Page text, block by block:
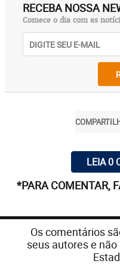
RECEBA NOSSA
Comece o dia com as
LEIA 0
*PARA COMENTAR,
Os comentários
seus autores e